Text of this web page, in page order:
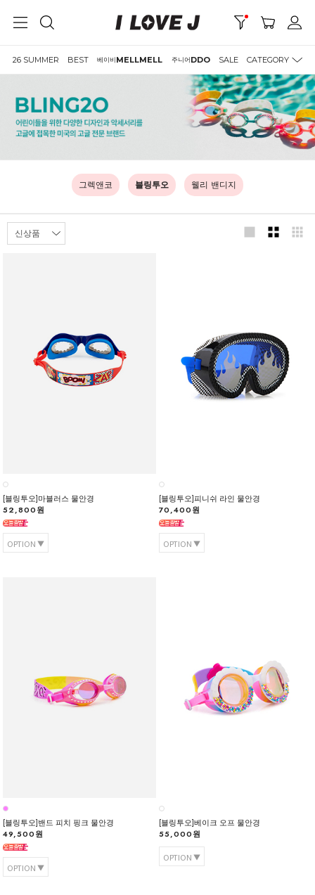
26 SUMMER BEST 베이비MELLMELL 주니어DDO SALE CATEGORY
그렉앤코 블링투오 웰리 밴디지
[블링투오]마블러스 물안경
52,800원
OPTION
[블링투오]피니쉬 라인 물안경
70,400원
OPTION
[블링투오]밴드 피치 핑크 물안경
49,500원
OPTION
[블링투오]베이크 오프 물안경
55,000원
OPTION